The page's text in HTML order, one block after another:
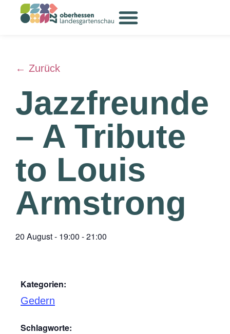
← Zurück
Jazzfreunde
– A Tribute
to Louis
Armstrong
20 August- 19:00 -21:00
Kategorien:
Gedern
Schlagworte: